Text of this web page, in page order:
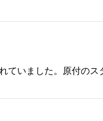
ていました。原付の